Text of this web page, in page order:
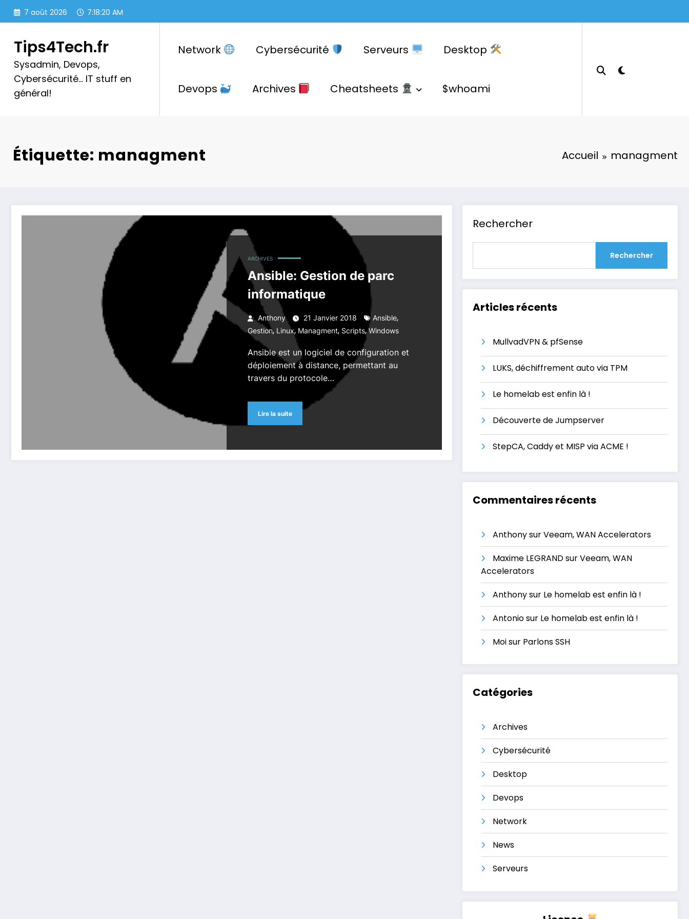
Aller
7 août 2026 7:18:20 AM
Tips4Tech.fr
Sysadmin, Devops,
Cybersécurité… IT stuff en
général!
Network Cybersécurité Serveurs Desktop
Devops Archives Cheatsheets $whoami
Étiquette: managment Accueil managment
ARCHIVES
Ansible: Gestion de parc
informatique
Anthony 21 Janvier 2018 Ansible,
Gestion, Linux, Managment, Scripts,Windows
Ansible est un logiciel de configuration et
déploiement à distance, permettant au
travers du protocole…
Lire la suite
Rechercher
Rechercher
Articles récents
MullvadVPN & pfSense
LUKS, déchiffrement auto via TPM
Le homelab est enfin là !
Découverte de Jumpserver
StepCA, Caddy et MISP via ACME !
Commentaires récents
AnthonysurVeeam, WAN Accelerators
Maxime LEGRANDsurVeeam, WAN
Accelerators
Anthonysur Le homelab est enfin là !
Antoniosur Le homelab est enfin là !
Moisur Parlons SSH
Catégories
Archives
Cybersécurité
Desktop
Devops
Network
News
Serveurs